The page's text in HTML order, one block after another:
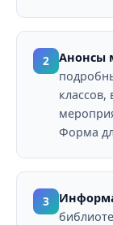
2 Анонсы
классов,
Форма
3